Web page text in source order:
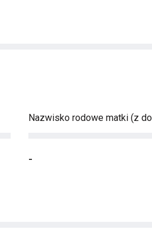
Nazwisko rodowe matki (z
-